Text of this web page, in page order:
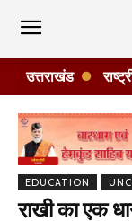
उत्तराखंड
EDUCATION
राखी का एक